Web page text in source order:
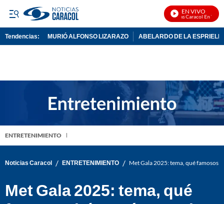
EN VIVO
Noticias Caracol En Vivo
Tendencias: MURIÓ ALFONSO LIZARAZO ABELARDO DE LA
ENTRETENIMIENTO
Noticias Caracol / ENTRETENIMIENTO / Met Gala 2025: tema, qué famosos
Met Gala 2025: tema, qué